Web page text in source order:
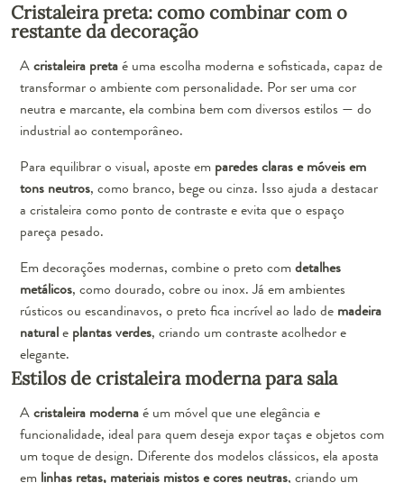
Cristaleira preta: como combinar com o
restante da decoração
Acristaleira pretaé uma escolha moderna e sofisticada, capaz de
transformar o ambiente com personalidade. Por ser uma cor
neutra e marcante, ela combina bem com diversos estilos — do
industrial ao contemporâneo.
Para equilibrar o visual, aposte em paredes claras e móveis em
tons neutros, como branco, bege ou cinza. Isso ajuda a destacar
a cristaleira como ponto de contraste e evita que o espaço
pareça pesado.
Em decorações modernas, combine o preto comdetalhes
metálicos, como dourado, cobre ou inox. Já em ambientes
rústicos ou escandinavos, o preto fica incrível ao lado de madeira
naturale plantas verdes, criando um contraste acolhedor e
elegante.
Estilos de cristaleira moderna para sala
Acristaleira modernaé um móvel que une elegância e
funcionalidade, ideal para quem deseja expor taças e objetos com
um toque de design. Diferente dos modelos clássicos, ela aposta
em linhas retas, materiais mistos e cores neutras, criando um